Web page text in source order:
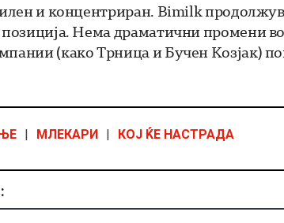
и концентриран. Bimilk
Нема драматични промени
(како Трница и Бучен Козјак)
| МЛЕКАРИ | КОЈ ЌЕ НАСТРАДА